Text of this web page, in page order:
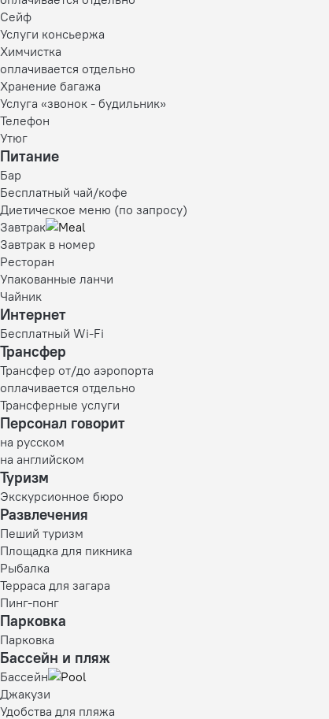
Сейф
Услуги консьержа
Химчистка
оплачивается отдельно
Хранение багажа
Услуга «звонок - будильник»
Телефон
Утюг
Питание
Бар
Бесплатный чай/кофе
Диетическое меню (по запросу)
Завтрак
Завтрак в номер
Ресторан
Упакованные ланчи
Чайник
Интернет
Бесплатный Wi-Fi
Трансфер
Трансфер от/до аэропорта
оплачивается отдельно
Трансферные услуги
Персонал говорит
на русском
на английском
Туризм
Экскурсионное бюро
Развлечения
Пеший туризм
Площадка для пикника
Рыбалка
Терраса для загара
Пинг-понг
Парковка
Парковка
Бассейн и пляж
Бассейн
Джакузи
Удобства для пляжа